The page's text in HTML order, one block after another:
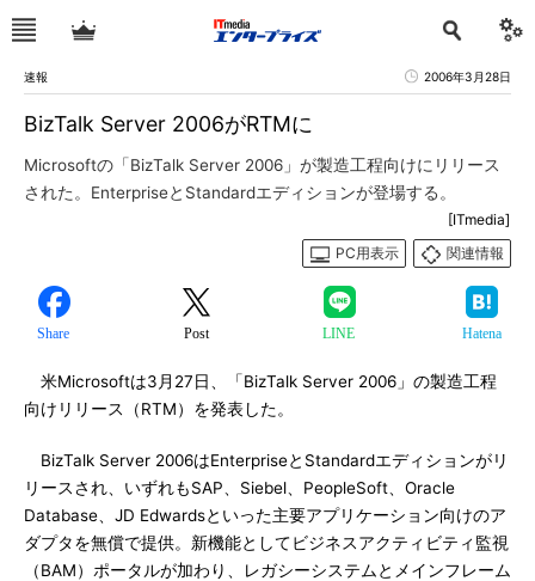
速報 2006年3月28日
BizTalk Server 2006がRTMに
Microsoftの「BizTalk Server 2006」が製造工程向けにリリース
された。EnterpriseとStandardエディションが登場する。
[ITmedia]
PC用表示
関連情報
Share Post LINE Hatena
米Microsoftは3月27日、「BizTalk Server 2006」の製造工程
向けリリース（RTM）を発表した。
BizTalk Server 2006はEnterpriseとStandardエディションがリ
リースされ、いずれもSAP、Siebel、PeopleSoft、Oracle
Database、JD Edwardsといった主要アプリケーション向けのア
ダプタを無償で提供。新機能としてビジネスアクティビティ監視
（BAM）ポータルが加わり、レガシーシステムとメインフレーム